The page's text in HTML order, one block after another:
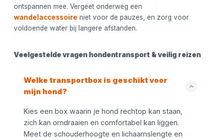
ontspannen mee. Vergeet onderweg een
wandelaccessoire niet voor de pauzes, en zorg voor
voldoende water bij langere afstanden.
Veelgestelde vragen hondentransport & veilig reizen
Welke transportbox is geschikt voor
mijn hond?
Kies een box waarin je hond rechtop kan staan,
zich kan omdraaien en comfortabel kan liggen.
Meet de schouderhoogte en lichaamslengte en